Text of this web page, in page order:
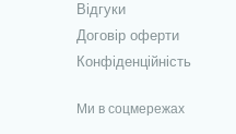
Відгуки
Договір оферти
Конфіденційність
Ми в соцмережах